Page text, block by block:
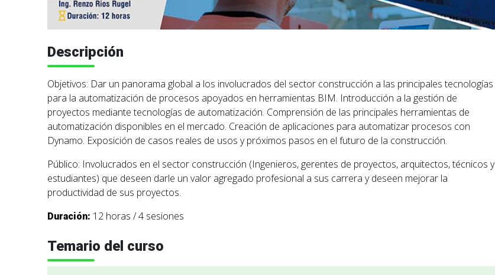
Descripción
Objetivos: Dar un panorama global a los involucrados del sector construcción a las principales tecnologías
para la automatización de procesos apoyados en herramientas BIM. Introducción a la gestión de
proyectos mediante tecnologías de automatización. Comprensión de las principales herramientas de
automatización disponibles en el mercado. Creación de aplicaciones para automatizar procesos con
Dynamo. Exposición de casos reales de usos y próximos pasos en el futuro de la construcción.
Público: Involucrados en el sector construcción (Ingenieros, gerentes de proyectos, arquitectos, técnicos y
estudiantes) que deseen darle un valor agregado profesional a sus carrera y deseen mejorar la
productividad de sus proyectos.
Duración: 12 horas / 4 sesiones
Temario del curso